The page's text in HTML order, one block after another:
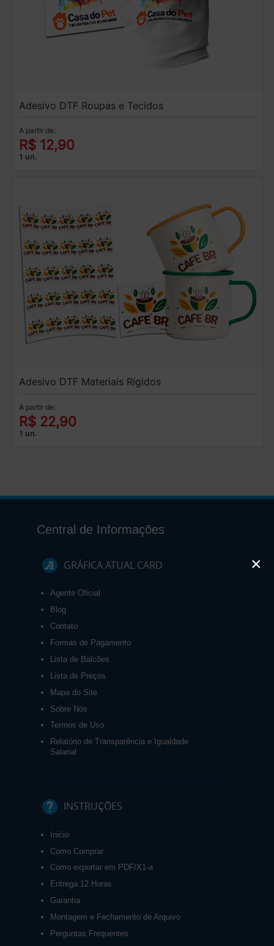
Adesivo DTF Roupas e Tecidos
A partir de:
R$ 12,90
1 un.
Adesivo DTF Materiais Rígidos
A partir de:
R$ 22,90
1 un.
Central de Informações
GRÁFICA ATUAL CARD
Agente Oficial
Blog
Contato
Formas de Pagamento
Lista de Balcões
Lista de Preços
Mapa do Site
Sobre Nós
Termos de Uso
Relatório de Transparência e Igualdade
Salarial
INSTRUÇÕES
Inicio
Como Comprar
Como exportar em PDF/X1-a
Entrega 12 Horas
Garantia
Montagem e Fechamento de Arquivo
Perguntas Frequentes
×